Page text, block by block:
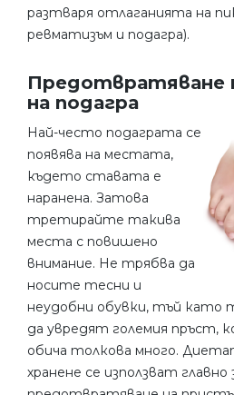
разтваря отлаганията на
ревматизъм и подагра).
Предотвратяване
на подагра
Най-често подаграта се
появява на местата,
където ставата е
наранена. Затова
третирайте такива
места с повишено
внимание. Не трябва да
носите тесни и
неудобни обувки, тъй като
да увредят големия пръст,
обича толкова много.
хранене се използват главно